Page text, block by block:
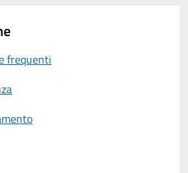
frequenti